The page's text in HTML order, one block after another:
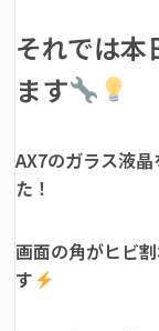
それでは本
ます
AX7のガラス液
た！
画面の角がヒビ
す